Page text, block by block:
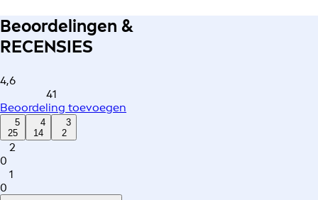
Beoordelingen &
RECENSIES
4,6
41
Beoordeling toevoegen
5
25
4
14
3
2
2
0
1
0